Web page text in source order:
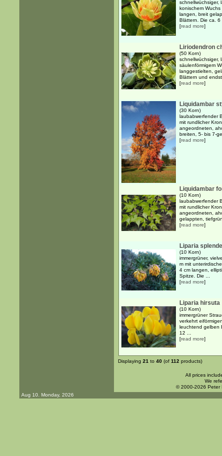
schnellwüchsiger,
konischem
langen, breit
Blättern. Die ca. 6
[read more]
Liriodendron
(50 Korn)
schnellwüchsiger,
säulenförmigem
langgestielten,
Blättern und
[read more]
Liquidambar
(30 Korn)
laubabwerfender
mit rundlicher
angeordneten,
breiten, 5- bis 7-
[read more]
Liquidambar
(10 Korn)
laubabwerfender
mit rundlicher
angeordneten,
gelappten,
[read more]
Liparia
(10 Korn)
immergrüner,
m mit
4 cm langen,
Spitze. Die ...
[read more]
Liparia hirsuta
(10 Korn)
immergrüner
verkehrt
leuchtend gelben
12 ...
[read more]
Displaying 21 to 40 (of 112 products)
All prices
We
© 2000-2026 Peter
Aug 10. Monday, 2026